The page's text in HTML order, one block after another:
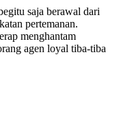
saja berawal dari
pertemanan.
menghantam
agen loyal tiba-tiba